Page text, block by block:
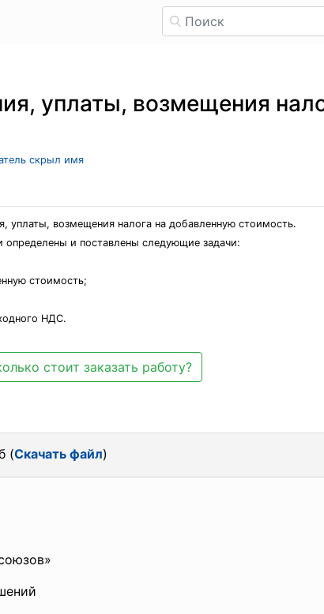
уплаты, возмещения
скрыл имя
уплаты, возмещения налога на добавленную стоимость.
и поставлены следующие задачи:
стоимость;
НДС.
стоит заказать работу?
(Скачать файл)